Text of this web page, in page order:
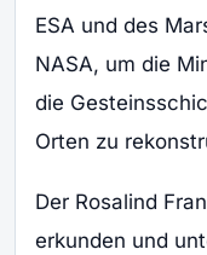
ESA und des
NASA, um die
die
Orten zu
Der Rosalind
erkunden und